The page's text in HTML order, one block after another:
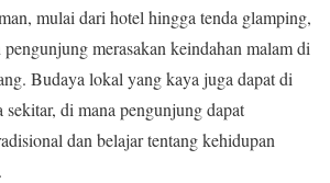
mulai dari hotel hingga tenda glamping,
merasakan keindahan malam di
Budaya lokal yang kaya juga dapat di
sekitar, di mana pengunjung dapat
dan belajar tentang kehidupan